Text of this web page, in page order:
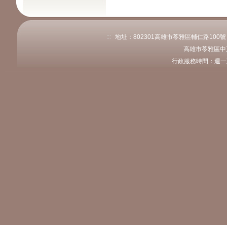
:::
地址：802301高雄市苓雅區輔仁路100
高雄市苓雅區
行政服務時間：週